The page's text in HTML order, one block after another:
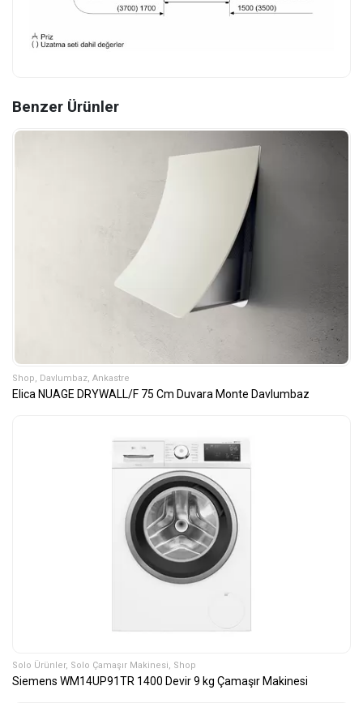
Benzer Ürünler
Shop, Davlumbaz, Ankastre
Elica NUAGE DRYWALL/F 75 Cm Duvara Monte Davlumbaz
Solo Ürünler, Solo Çamaşır Makinesi, Shop
Siemens WM14UP91TR 1400 Devir 9 kg Çamaşır Makinesi